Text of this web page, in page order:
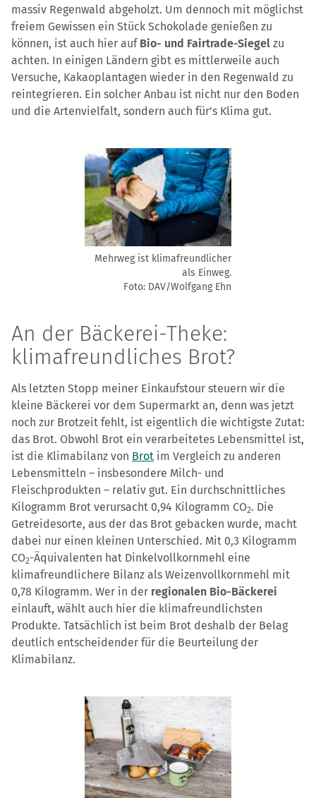
massiv Regenwald abgeholzt. Um dennoch mit möglichst
freiem Gewissen ein Stück Schokolade genießen zu
können, ist auch hier auf Bio- und Fairtrade-Siegel zu
achten. In einigen Ländern gibt es mittlerweile auch
Versuche, Kakaoplantagen wieder in den Regenwald zu
reintegrieren. Ein solcher Anbau ist nicht nur den Boden
und die Artenvielfalt, sondern auch für’s Klima gut.
Mehrweg ist klimafreundlicher
als Einweg.
Foto: DAV/Wolfgang Ehn
An der Bäckerei-Theke:
klimafreundliches Brot?
Als letzten Stopp meiner Einkaufstour steuern wir die
kleine Bäckerei vor dem Supermarkt an, denn was jetzt
noch zur Brotzeit fehlt, ist eigentlich die wichtigste Zutat:
das Brot. Obwohl Brot ein verarbeitetes Lebensmittel ist,
ist die Klimabilanz von Brot im Vergleich zu anderen
Lebensmitteln – insbesondere Milch- und
Fleischprodukten – relativ gut. Ein durchschnittliches
Kilogramm Brot verursacht 0,94 Kilogramm CO2. Die
Getreidesorte, aus der das Brot gebacken wurde, macht
dabei nur einen kleinen Unterschied. Mit 0,3 Kilogramm
CO2-Äquivalenten hat Dinkelvollkornmehl eine
klimafreundlichere Bilanz als Weizenvollkornmehl mit
0,78 Kilogramm. Wer in der regionalen Bio-Bäckerei
einlauft, wählt auch hier die klimafreundlichsten
Produkte. Tatsächlich ist beim Brot deshalb der Belag
deutlich entscheidender für die Beurteilung der
Klimabilanz.